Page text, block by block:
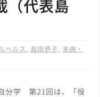
（代表島
ヘルス, 島田恭子, 未病・
分学 第21回は、「役